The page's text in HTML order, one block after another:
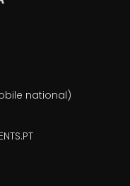
national)